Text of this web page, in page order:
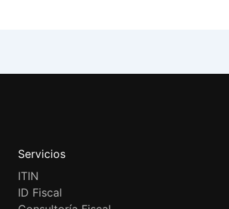
Servicios
ITIN
ID Fiscal